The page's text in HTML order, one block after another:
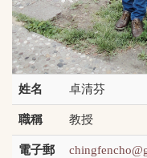
姓名 卓清芬
職稱 教授
電子郵